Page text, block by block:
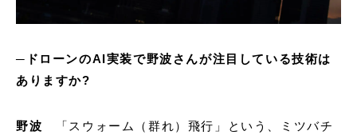
─ドローンのAI実装で野波さんが注目している技術は
ありますか?
野波
「スウォーム（群れ）飛行」という、ミツバチ